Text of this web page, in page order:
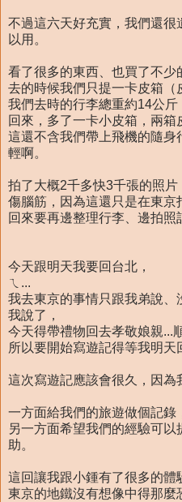
不過這六天好充實，我們還
以用。
看了很多的東西、也買了不少
去的時候我們只提一卡皮箱（
我們去時的行李總重約14公斤
回來，多了一卡小皮箱，兩箱
這還不含我們帶上飛機的隨
輕啊。
拍了大概2千多快3千張的照片
傷腦筋，因為這還只是在東京
回來要再邊整理行李、邊拍照
今天跟明天我要回台北，
ㄟ...
我去東京的事情只跟我弟說
我說了，
今天得帶禮物回去孝敬娘親...
所以要開始寫遊記得等我明天
這次寫遊記應該會很久，因為
一方面給我們的旅遊做個記錄
另一方面希望我們的經驗可
助。
這回讓我跟小鍾有了很多的體
東京的地鐵沒有想像中得那麼